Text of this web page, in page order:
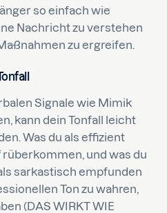
so einfach wie
Nachricht zu verstehen
zu ergreifen.
Signale wie Mimik
kann dein Tonfall leicht
Was du als effizient
und was du
sarkastisch empfunden
Ton zu wahren,
(DAS WIRKT WIE